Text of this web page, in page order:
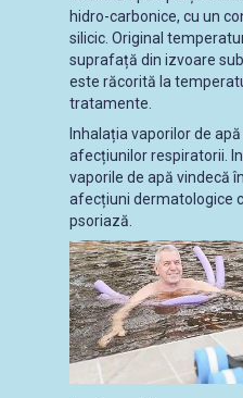
hidro-carbonice, cu un
silicic. Original
suprafață din izvoare
este răcorită la
tratamente.
Inhalația vaporilor de
afecțiunilor respiratorii.
vaporile de apă vindecă
afecțiuni dermatologice
psoriază.